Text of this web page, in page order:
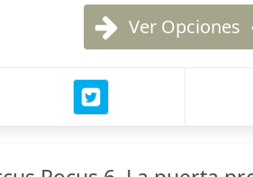
Ver Opciones